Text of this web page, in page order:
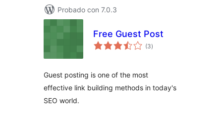
Probado con 7.0.3
Free Guest Post
(3valoraciones
en
)
Guest posting is one of the most
effective link building methods in today's
SEO world.